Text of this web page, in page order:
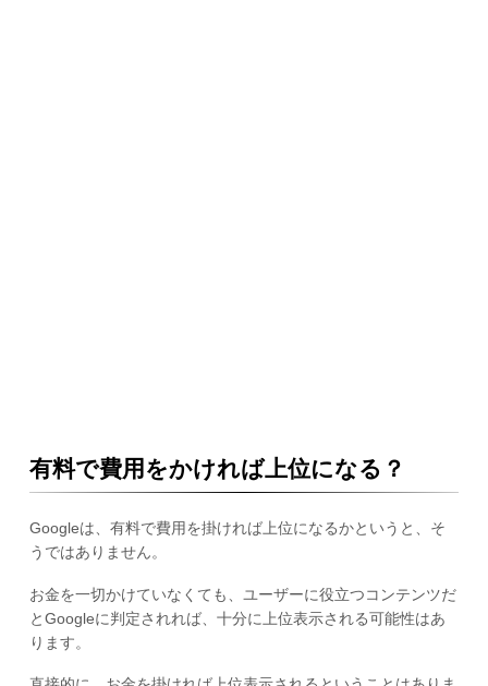
有料で費用をかければ上位になる？
Googleは、有料で費用を掛ければ上位になるかというと、そ
うではありません。
お金を一切かけていなくても、ユーザーに役立つコンテンツだ
とGoogleに判定されれば、十分に上位表示される可能性はあ
ります。